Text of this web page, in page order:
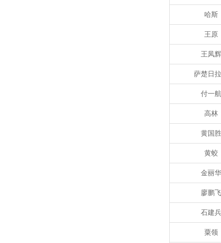
哈斯
王原
王凤辉
萨楚日
付一航
高林
黄国胜
黄蛟
金丽华
廖鹏飞
石建兵
粟领